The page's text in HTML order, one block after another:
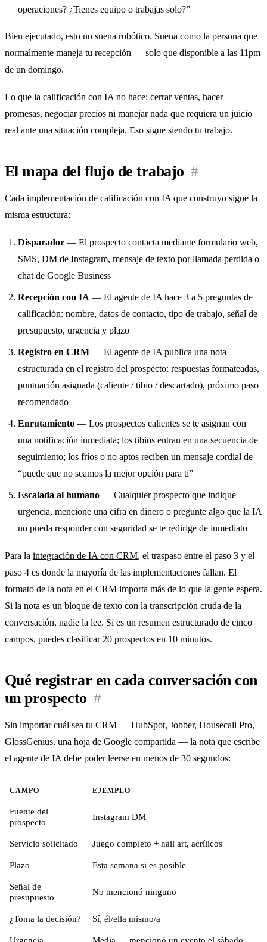
operaciones? ¿Tienes equipo o trabajas solo?”
Bien ejecutado, esto no suena robótico. Suena como la persona que
normalmente maneja tu recepción — solo que disponible a las 11pm
de un domingo.
Lo que la calificación con IA no hace: cerrar ventas, hacer
promesas, negociar precios ni manejar nada que requiera un juicio
real ante una situación compleja. Eso sigue siendo tu trabajo.
El mapa del flujo de trabajo #
Cada implementación de calificación con IA que construyo sigue la
misma estructura:
Disparador — El prospecto contacta mediante formulario web,
SMS, DM de Instagram, mensaje de texto por llamada perdida o
chat de Google Business
Recepción con IA — El agente de IA hace 3 a 5 preguntas de
calificación: nombre, datos de contacto, tipo de trabajo, señal de
presupuesto, urgencia y plazo
Registro en CRM — El agente de IA publica una nota
estructurada en el registro del prospecto: respuestas formateadas,
puntuación asignada (caliente / tibio / descartado), próximo paso
recomendado
Enrutamiento — Los prospectos calientes se te asignan con
una notificación inmediata; los tibios entran en una secuencia de
seguimiento; los fríos o no aptos reciben un mensaje cordial de
“puede que no seamos la mejor opción para ti”
Escalada al humano — Cualquier prospecto que indique
urgencia, mencione una cifra en dinero o pregunte algo que la IA
no pueda responder con seguridad se te redirige de inmediato
Para la integración de IA con CRM, el traspaso entre el paso 3 y el
paso 4 es donde la mayoría de las implementaciones fallan. El
formato de la nota en el CRM importa más de lo que la gente espera.
Si la nota es un bloque de texto con la transcripción cruda de la
conversación, nadie la lee. Si es un resumen estructurado de cinco
campos, puedes clasificar 20 prospectos en 10 minutos.
Qué registrar en cada conversación con
un prospecto #
Sin importar cuál sea tu CRM — HubSpot, Jobber, Housecall Pro,
GlossGenius, una hoja de Google compartida — la nota que escribe
el agente de IA debe poder leerse en menos de 30 segundos:
CAMPO EJEMPLO
Fuente del
prospecto
Instagram DM
Servicio solicitado Juego completo + nail art, acrílicos
Plazo Esta semana si es posible
Señal de
presupuesto
No mencionó ninguno
¿Toma la decisión? Sí, él/ella mismo/a
Urgencia Media — mencionó un evento el sábado